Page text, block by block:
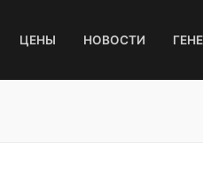
ЦЕНЫ НОВОСТИ